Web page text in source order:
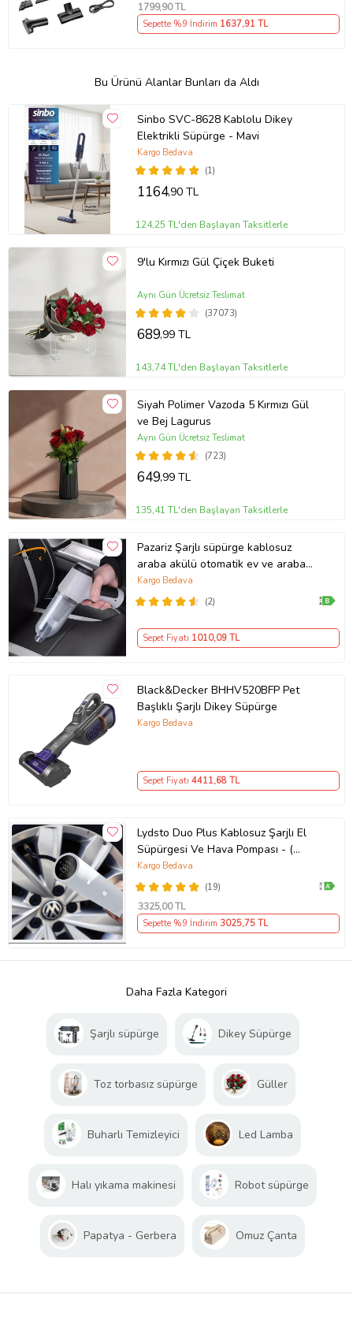
1799,90 TL
Sepette %9 İndirim 1637,91 TL
Bu Ürünü Alanlar Bunları da Aldı
Sinbo SVC-8628 Kablolu Dikey
Elektrikli Süpürge - Mavi
(1)
Kargo Bedava
1164,90 TL
124,25 TL'den Başlayan Taksitlerle
9'lu Kırmızı Gül Çiçek Buketi
(37073)
Aynı Gün Ücretsiz Teslimat
689,99 TL
143,74 TL'den Başlayan Taksitlerle
Siyah Polimer Vazoda 5 Kırmızı Gül
ve Bej Lagurus
(723)
Aynı Gün Ücretsiz Teslimat
649,99 TL
135,41 TL'den Başlayan Taksitlerle
Pazariz Şarjlı süpürge kablosuz
araba akülü otomatik ev ve araba
Mini kuru vakum süpürge (Beyaz)
(2)
Kargo Bedava
Sepet Fiyatı 1010,09 TL
Black&Decker BHHV520BFP Pet
Başlıklı Şarjlı Dikey Süpürge
Kargo Bedava
Sepet Fiyatı 4411,68 TL
Lydsto Duo Plus Kablosuz Şarjlı El
Süpürgesi Ve Hava Pompası - (
Lydsto Türkiye Garantili )
(19)
Kargo Bedava
3325,00 TL
Sepette %9 İndirim 3025,75 TL
Daha Fazla Kategori
Şarjlı süpürge Dikey Süpürge
Toz torbasız süpürge Güller
Buharlı Temizleyici Led Lamba
Halı yıkama makinesi Robot süpürge
Papatya - Gerbera Omuz Çanta